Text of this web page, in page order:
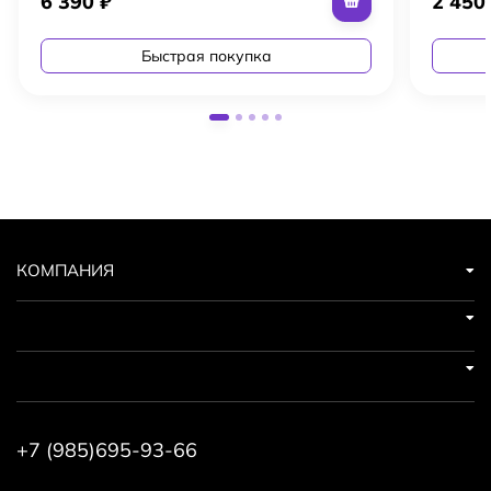
Быстрая покупка
КОМПАНИЯ
+7 (985)695-93-66